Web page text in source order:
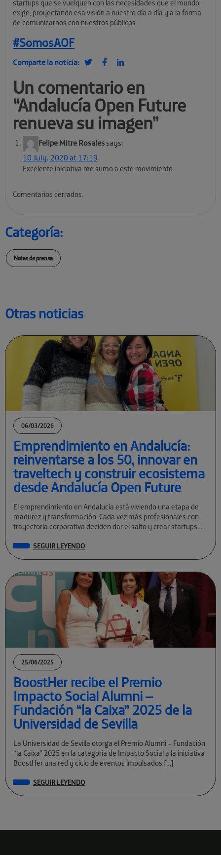
Otras noticias
06/03/2026
Emprendimiento en Andalucía:
reinventarse a los 50, innovar en
traveltech y construir ecosistema
desde Andalucía Open Future
El emprendimiento en Andalucía está viviendo una etapa de
madurez y transformación. Cada vez más profesionales con
trayectoria corporativa deciden dar el salto y crear startups
SEGUIR LEYENDO
25/06/2025
BoostHer recibe el Premio
Impacto Social Alumni –
Fundación “la Caixa” 2025 de la
Universidad de Sevilla
La Universidad de Sevilla otorga el Premio Alumni – Fundación
“la Caixa” 2025 en la categoría de Impacto Social a la iniciativa
BoostHer una red y ciclo de eventos impulsados […]
SEGUIR LEYENDO
startups que se vuelquen con las necesidades que el mundo
exige, proyectando esa visión a nuestro día a día y a la forma
de comunicarnos con nuestros públicos.
#SomosAOF
Comparte la noticia:
Un comentario en
“Andalucía Open Future
renueva su imagen”
Felipe Mitre Rosales says:
10 July, 2020 at 17:19
Excelente iniciativa me sumo a este movimiento
Comentarios cerrados.
Categoría:
Notas de prensa